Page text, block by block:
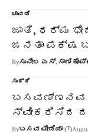
ಚಾವಡಿ
ಜಾತಿ, ಧರ್ಮ
ಜನತಾ ಪಕ್ಷ
Byಸುನೀಲ ಎಸ್.
ಸುದ್ದಿ
ಸ್ವೀಕರಿಸಿದ
Byಬಸವ ಮೀಡಿಯಾ